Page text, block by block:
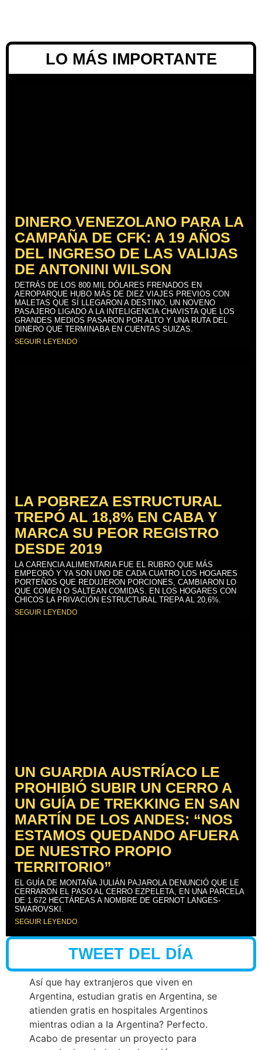
LO MÁS IMPORTANTE
DINERO VENEZOLANO PARA LA
CAMPAÑA DE CFK: A 19 AÑOS
DEL INGRESO DE LAS VALIJAS
DE ANTONINI WILSON
DETRÁS DE LOS 800 MIL DÓLARES FRENADOS EN
AEROPARQUE HUBO MÁS DE DIEZ VIAJES PREVIOS CON
MALETAS QUE SÍ LLEGARON A DESTINO, UN NOVENO
PASAJERO LIGADO A LA INTELIGENCIA CHAVISTA QUE LOS
GRANDES MEDIOS PASARON POR ALTO Y UNA RUTA DEL
DINERO QUE TERMINABA EN CUENTAS SUIZAS.
SEGUIR LEYENDO
LA POBREZA ESTRUCTURAL
TREPÓ AL 18,8% EN CABA Y
MARCA SU PEOR REGISTRO
DESDE 2019
LA CARENCIA ALIMENTARIA FUE EL RUBRO QUE MÁS
EMPEORÓ Y YA SON UNO DE CADA CUATRO LOS HOGARES
PORTEÑOS QUE REDUJERON PORCIONES, CAMBIARON LO
QUE COMEN O SALTEAN COMIDAS. EN LOS HOGARES CON
CHICOS LA PRIVACIÓN ESTRUCTURAL TREPA AL 20,6%.
SEGUIR LEYENDO
UN GUARDIA AUSTRÍACO LE
PROHIBIÓ SUBIR UN CERRO A
UN GUÍA DE TREKKING EN SAN
MARTÍN DE LOS ANDES: “NOS
ESTAMOS QUEDANDO AFUERA
DE NUESTRO PROPIO
TERRITORIO”
EL GUÍA DE MONTAÑA JULIÁN PAJAROLA DENUNCIÓ QUE LE
CERRARON EL PASO AL CERRO EZPELETA, EN UNA PARCELA
DE 1.672 HECTÁREAS A NOMBRE DE GERNOT LANGES-
SWAROVSKI.
SEGUIR LEYENDO
TWEET DEL DÍA
Así que hay extranjeros que viven en
Argentina, estudian gratis en Argentina, se
atienden gratis en hospitales Argentinos
mientras odian a la Argentina? Perfecto.
Acabo de presentar un proyecto para